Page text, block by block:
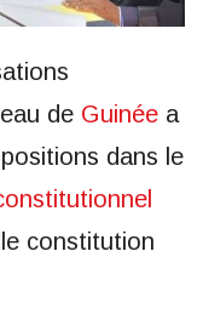
de Guinée a
dans le
constitution